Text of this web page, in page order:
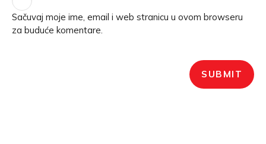
Sačuvaj moje ime, email i web stranicu u ovom browseru
za buduće komentare.